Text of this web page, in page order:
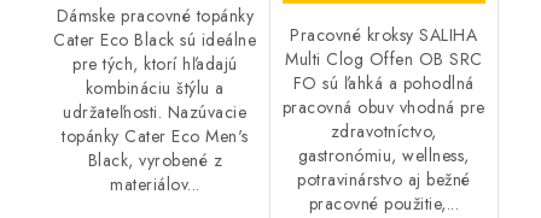
Dámske pracovné topánky
Cater Eco Black sú ideálne
pre tých, ktorí hľadajú
kombináciu štýlu a
udržateľnosti. Nazúvacie
topánky Cater Eco Men's
Black, vyrobené z
materiálov...
Pracovné kroksy SALIHA
Multi Clog Offen OB SRC
FO sú ľahká a pohodlná
pracovná obuv vhodná pre
zdravotníctvo,
gastronómiu, wellness,
potravinárstvo aj bežné
pracovné použitie,...